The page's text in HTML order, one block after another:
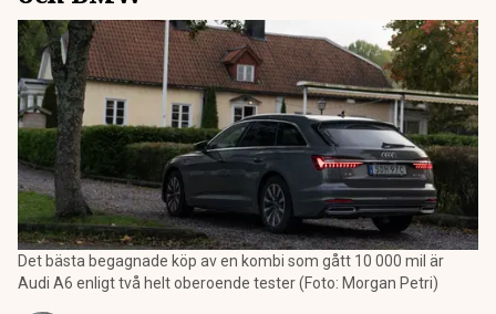
Det bästa begagnade köp av en kombi som gått 10 000 mil är
Audi A6 enligt två helt oberoende tester (Foto: Morgan Petri)